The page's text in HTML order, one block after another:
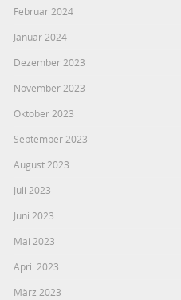
Februar 2024
Januar 2024
Dezember 2023
November 2023
Oktober 2023
September 2023
August 2023
Juli 2023
Juni 2023
Mai 2023
April 2023
März 2023